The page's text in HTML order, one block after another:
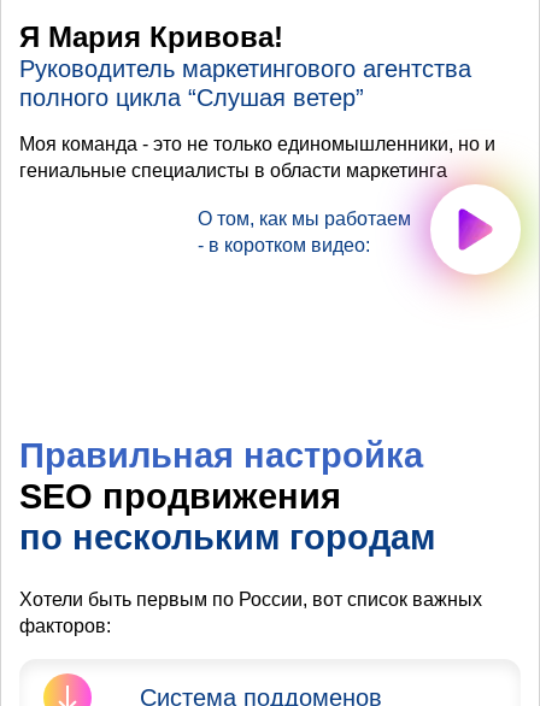
Я Мария Кривова!
Руководитель маркетингового агентства
полного цикла “Слушая ветер”
Моя команда - это не только единомышленники, но и
гениальные специалисты в области маркетинга
О том, как мы работаем
- в коротком видео:
Правильная настройка
SEO продвижения
по нескольким городам
Хотели быть первым по России, вот список важных
факторов:
Система поддоменов